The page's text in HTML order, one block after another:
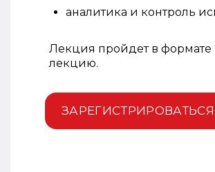
аналитика и контроль
Лекция пройдет в формате
лекцию.
ЗАРЕГИСТРИРОВАТЬСЯ